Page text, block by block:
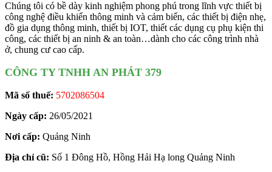
Chúng tôi có bề dày kinh nghiệm phong phú trong lĩnh vực thiết bị
công nghệ điều khiển thông minh và cảm biến, các thiết bị điện nhẹ,
đồ gia dụng thông minh, thiết bị IOT, thiết các dụng cụ phụ kiện thi
công, các thiết bị an ninh & an toàn…dành cho các công trình nhà
ở, chung cư cao cấp.
CÔNG TY TNHH AN PHÁT 379
Mã số thuế: 5702086504
Ngày cấp: 26/05/2021
Nơi cấp: Quảng Ninh
Địa chỉ cũ: Số 1 Đông Hồ, Hồng Hải Hạ long Quảng Ninh